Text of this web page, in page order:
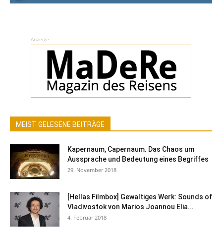
Anzeige
MEIST GELESENE BEITRÄGE
Kapernaum, Capernaum. Das Chaos um
Aussprache und Bedeutung eines Begriffes
29. November 2018
[Hellas Filmbox] Gewaltiges Werk: Sounds of
Vladivostok von Marios Joannou Elia...
4. Februar 2018